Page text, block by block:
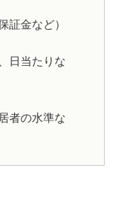
証金など）
日当たりな
者の水準な